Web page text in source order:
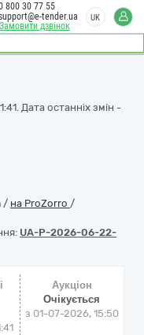
Замовити дзвінок
800 30 77 55
tender.ua
UK
Дата останніх змін -
/ на ProZorro /
UA-P-2026-06-22-
Аукціон
Очікується
з 01-07-2026, 15:50